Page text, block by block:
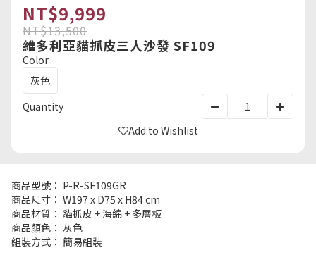
NT$9,999
NT$13,500
維多利亞貓抓皮三人沙發 SF109
Color
灰色
Quantity
Add to Wishlist
商品型號： P-R-SF109GR
商品尺寸： W197 x D75 x H84 cm
商品材質： 貓抓皮 + 海綿 + 多層板
商品顏色： 灰色
組裝方式： 簡易組裝